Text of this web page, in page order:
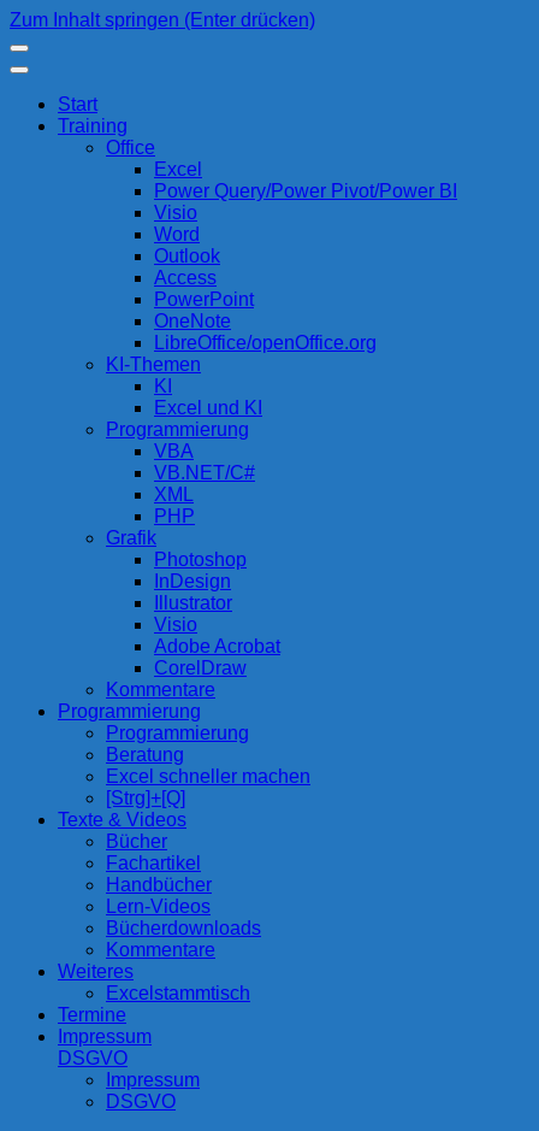
Zum Inhalt springen (Enter drücken)
Start
Training
Office
Excel
Power Query/Power Pivot/Power BI
Visio
Word
Outlook
Access
PowerPoint
OneNote
LibreOffice/openOffice.org
KI-Themen
KI
Excel und KI
Programmierung
VBA
VB.NET/C#
XML
PHP
Grafik
Photoshop
InDesign
Illustrator
Visio
Adobe Acrobat
CorelDraw
Kommentare
Programmierung
Programmierung
Beratung
Excel schneller machen
[Strg]+[Q]
Texte & Videos
Bücher
Fachartikel
Handbücher
Lern-Videos
Bücherdownloads
Kommentare
Weiteres
Excelstammtisch
Termine
Impressum
DSGVO
Impressum
DSGVO